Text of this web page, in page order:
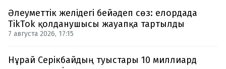
Әлеуметтік желідегі бейәдеп сөз: елордада
TikTok қолданушысы жауапқа тартылды
7 августа 2026, 17:15
Нұрай Серікбайдың туыстары 10 миллиард